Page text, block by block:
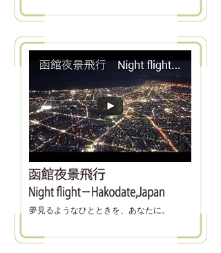
夢見るようなひとときを、あなたに。